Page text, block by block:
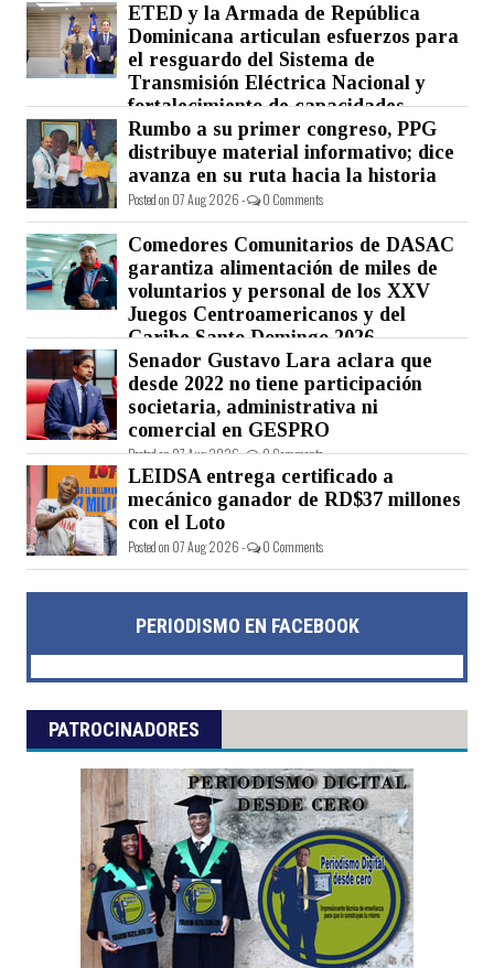
ETED y la Armada de República
Dominicana articulan esfuerzos para
el resguardo del Sistema de
Transmisión Eléctrica Nacional y
fortalecimiento de capacidades.
Posted on 07 Aug 2026 - 0 Comments
Rumbo a su primer congreso, PPG
distribuye material informativo; dice
avanza en su ruta hacia la historia
Posted on 07 Aug 2026 - 0 Comments
Comedores Comunitarios de DASAC
garantiza alimentación de miles de
voluntarios y personal de los XXV
Juegos Centroamericanos y del
Caribe Santo Domingo 2026
Posted on 07 Aug 2026 - 0 Comments
Senador Gustavo Lara aclara que
desde 2022 no tiene participación
societaria, administrativa ni
comercial en GESPRO
Posted on 07 Aug 2026 - 0 Comments
LEIDSA entrega certificado a
mecánico ganador de RD$37 millones
con el Loto
Posted on 07 Aug 2026 - 0 Comments
PERIODISMO EN FACEBOOK
PATROCINADORES